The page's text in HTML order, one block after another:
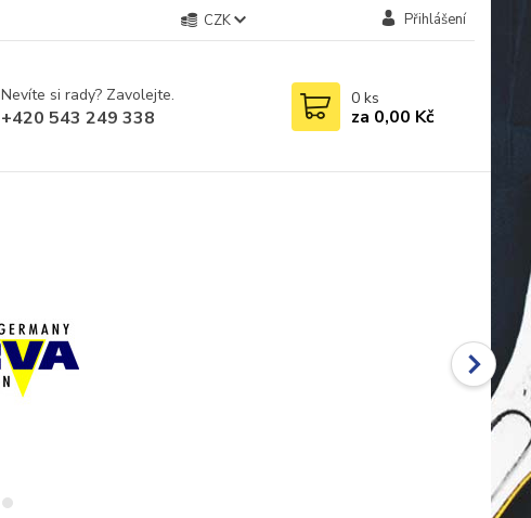
CZK Přihlášení
Nevíte si rady? Zavolejte.
+420 543 249 338
0 ks
za 0,00 Kč